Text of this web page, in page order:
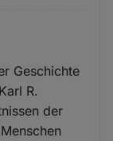
Geschichte
R.
der